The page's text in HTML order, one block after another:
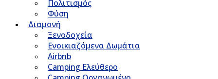
Πολιτισμός
Φύση
Διαμονή
Ξενοδοχεία
Ενοικιαζόμενα Δωμάτια
Airbnb
Camping Ελεύθερο